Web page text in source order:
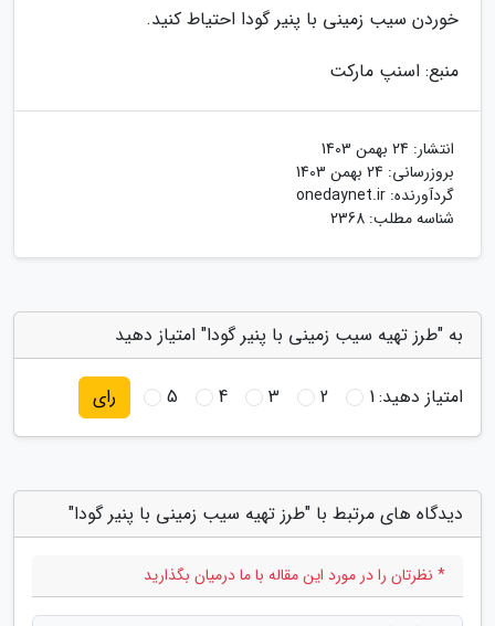
خوردن سیب زمینی با پنیر گودا احتیاط کنید.
منبع: اسنپ مارکت
انتشار: 24 بهمن 1403
بروزرسانی: 24 بهمن 1403
گردآورنده: onedaynet.ir
شناسه مطلب: 2368
به "طرز تهیه سیب زمینی با پنیر گودا" امتیاز دهید
امتیاز دهید:1
2
3
4
5 رای
دیدگاه های مرتبط با "طرز تهیه سیب زمینی با پنیر گودا"
* نظرتان را در مورد این مقاله با ما درمیان بگذارید